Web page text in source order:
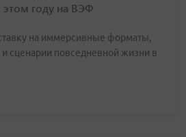
этом году на ВЭФ
на иммерсивные форматы,
сценарии повседневной жизни в